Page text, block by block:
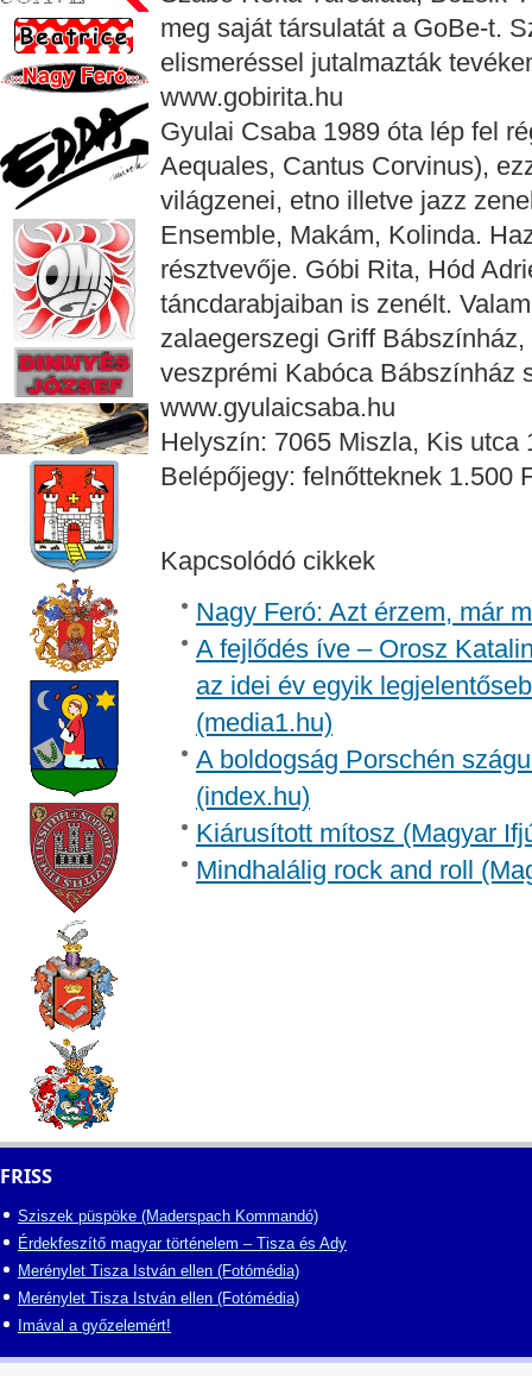
meg saját társulatát a GoBe-t.
elismeréssel jutalmazták
www.gobirita.hu
Gyulai Csaba 1989 óta lép fel
Aequales, Cantus Corvinus),
világzenei, etno illetve jazz
Ensemble, Makám, Kolinda.
résztvevője. Góbi Rita, Hód
táncdarabjaiban is zenélt.
zalaegerszegi Griff
veszprémi Kabóca Bábszínház
www.gyulaicsaba.hu
Helyszín: 7065 Miszla, Kis utca
Belépőjegy: felnőtteknek 1.500
Kapcsolódó cikkek
Nagy Feró: Azt érzem, már
A fejlődés íve – Orosz
az idei év egyik
(media1.hu)
A boldogság Porschén
(index.hu)
Kiárusított mítosz (Magyar
Mindhalálig rock and roll
FRISS
Sziszek püspöke (Maderspach Kommandó)
Érdekfeszítő magyar történelem – Tisza és Ady
Merénylet Tisza István ellen (Fotómédia)
Merénylet Tisza István ellen (Fotómédia)
Imával a győzelemért!